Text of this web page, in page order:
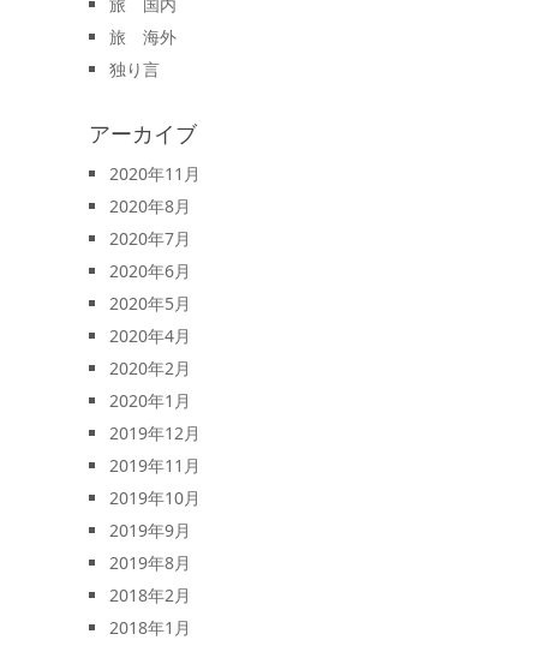
旅 海外
独り言
アーカイブ
2020年11月
2020年8月
2020年7月
2020年6月
2020年5月
2020年4月
2020年2月
2020年1月
2019年12月
2019年11月
2019年10月
2019年9月
2019年8月
2018年2月
2018年1月